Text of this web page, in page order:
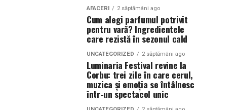
AFACERI 2 săptămâni ago
Cum alegi parfumul potrivit
pentru vară? Ingredientele
care rezistă în sezonul cald
UNCATEGORIZED 2 săptămâni ago
Luminaria Festival revine la
Corbu: trei zile în care cerul,
muzica și emoția se întâlnesc
într-un spectacol unic